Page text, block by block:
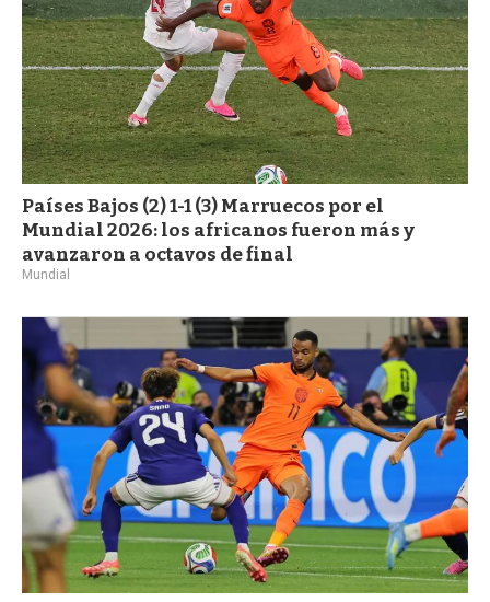
Países Bajos (2) 1-1 (3) Marruecos por el
Mundial 2026: los africanos fueron más y
avanzaron a octavos de final
Mundial